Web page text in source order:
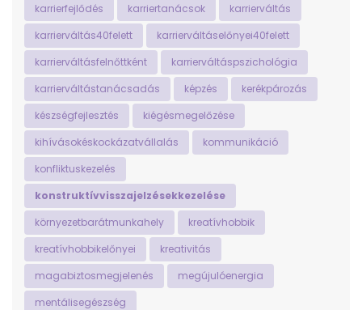
karrierfejlődés
karriertanácsok
karrierváltás
karrierváltás40felett
karrierváltáselőnyei40felett
karrierváltásfelnőttként
karrierváltáspszichológia
karrierváltástanácsadás
képzés
kerékpározás
készségfejlesztés
kiégésmegelőzése
kihívásokéskockázatvállalás
kommunikáció
konfliktuskezelés
konstruktívvisszajelzésekkezelése
környezetbarátmunkahely
kreatívhobbik
kreatívhobbikelőnyei
kreativitás
magabiztosmegjelenés
megújulóenergia
mentálisegészség